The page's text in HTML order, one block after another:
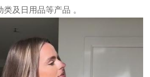
及日用品等产品 。